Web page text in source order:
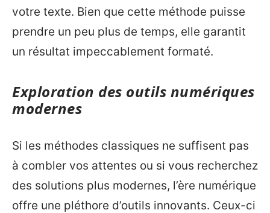
votre texte. Bien que cette méthode puisse
prendre un peu plus de temps, elle garantit
un résultat impeccablement formaté.
Exploration des outils numériques
modernes
Si les méthodes classiques ne suffisent pas
à combler vos attentes ou si vous recherchez
des solutions plus modernes, l’ère numérique
offre une pléthore d’outils innovants. Ceux-ci